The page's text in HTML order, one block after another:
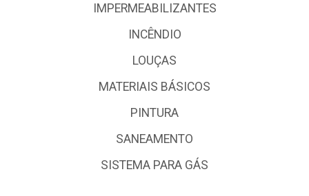
IMPERMEABILIZANTES
INCÊNDIO
LOUÇAS
MATERIAIS BÁSICOS
PINTURA
SANEAMENTO
SISTEMA PARA GÁS